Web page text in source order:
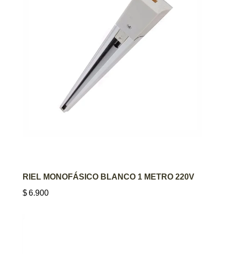
AGREGAR AL CARRITO
RIEL MONOFÁSICO BLANCO 1 METRO 220V
$6.900